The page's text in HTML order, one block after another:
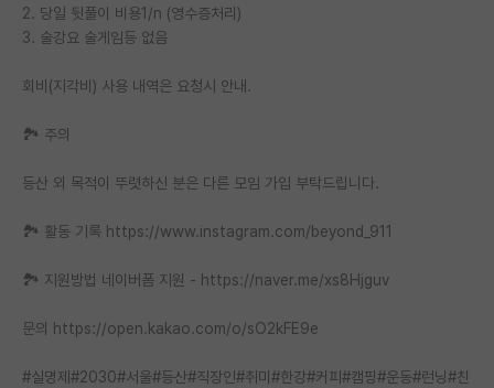
2. 당일 뒷풀이 비용1/n (영수증처리)
3. 술강요 술게임등 없음
회비(지각비) 사용 내역은 요청시 안내.
🏞 주의
등산 외 목적이 뚜렷하신 분은 다른 모임 가입 부탁드립니다.
🏞 활동 기록 https://www.instagram.com/beyond_911
🏞 지원방법 네이버폼 지원 - https://naver.me/xs8Hjguv
문의 https://open.kakao.com/o/sO2kFE9e
#실명제#2030#서울#등산#직장인#취미#한강#커피#캠핑#운동#런닝#친